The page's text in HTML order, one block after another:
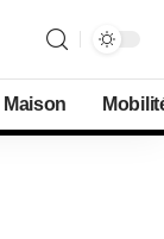
Maison